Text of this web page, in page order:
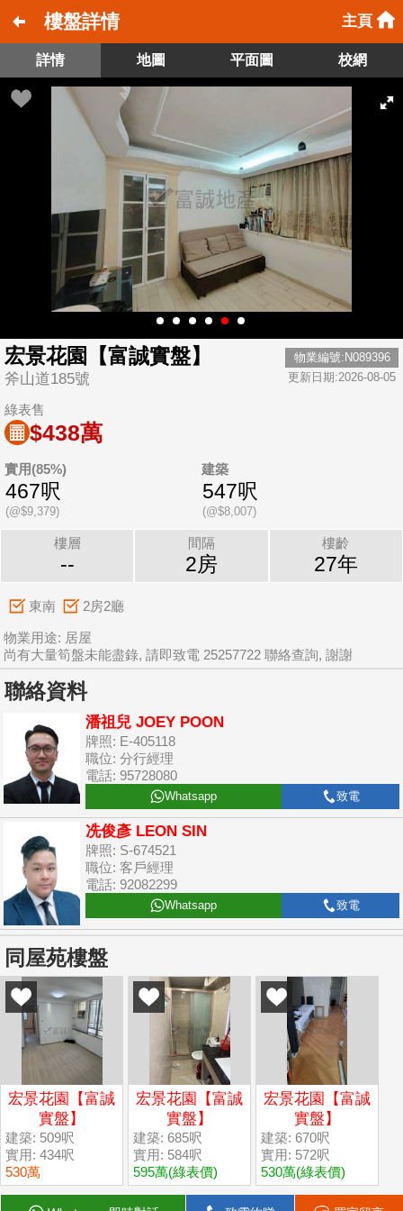
樓盤詳情 主頁
詳情 地圖 平面圖 校網
宏景花園【富誠實盤】
斧山道185號
物業編號:N089396
更新日期:2026-08-05
綠表售
$438萬
實用(85%)
467呎
(@$9,379)
建築
547呎
(@$8,007)
樓層
--
間隔
2房
樓齡
27年
東南 2房2廳
物業用途: 居屋
尚有大量筍盤未能盡錄, 請即致電 25257722 聯絡查詢, 謝謝
聯絡資料
潘祖兒 JOEY POON
牌照: E-405118
職位: 分行經理
電話: 95728080
Whatsapp 致電
冼俊彥 LEON SIN
牌照: S-674521
職位: 客戶經理
電話: 92082299
Whatsapp 致電
同屋苑樓盤
宏景花園【富誠
實盤】
建築: 509呎
實用: 434呎
530萬
宏景花園【富誠
實盤】
建築: 685呎
實用: 584呎
595萬(綠表價)
宏景花園【富誠
實盤】
建築: 670呎
實用: 572呎
530萬(綠表價)